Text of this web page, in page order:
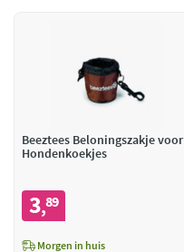
Beeztees Beloningszakje voor
Hondenkoekjes
3,89
Morgen in huis